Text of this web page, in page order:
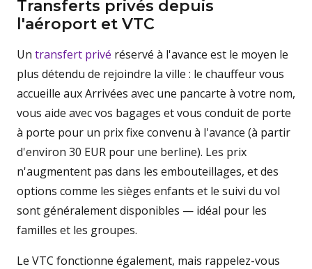
Transferts privés depuis
l'aéroport et VTC
Un transfert privé réservé à l'avance est le moyen le
plus détendu de rejoindre la ville : le chauffeur vous
accueille aux Arrivées avec une pancarte à votre nom,
vous aide avec vos bagages et vous conduit de porte
à porte pour un prix fixe convenu à l'avance (à partir
d'environ 30 EUR pour une berline). Les prix
n'augmentent pas dans les embouteillages, et des
options comme les sièges enfants et le suivi du vol
sont généralement disponibles — idéal pour les
familles et les groupes.
Le VTC fonctionne également, mais rappelez-vous